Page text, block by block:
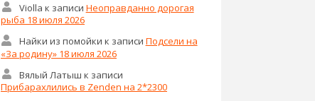
Violla к записи Неоправданно дорогая
рыба 18 июля 2026
Найки из помойки к записи Подсели на
«За родину» 18 июля 2026
Вялый Латыш к записи
Прибарахлились в Zenden на 2*2300